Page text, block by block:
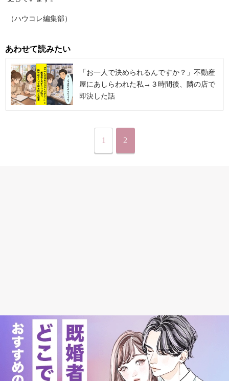
（ハウコレ編集部）
あわせて読みたい
「お一人で決められるんですか？」不動産
屋にあしらわれた私→３時間後、隣の店で
即決した話
1 2